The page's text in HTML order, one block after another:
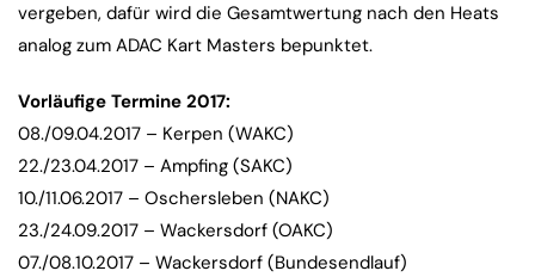
vergeben, dafür wird die Gesamtwertung nach den Heats
analog zum ADAC Kart Masters bepunktet.
Vorläufige Termine 2017:
08./09.04.2017 – Kerpen (WAKC)
22./23.04.2017 – Ampfing (SAKC)
10./11.06.2017 – Oschersleben (NAKC)
23./24.09.2017 – Wackersdorf (OAKC)
07./08.10.2017 – Wackersdorf (Bundesendlauf)